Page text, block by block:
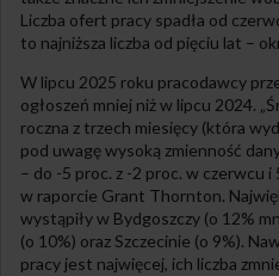
Liczba ofert pracy spadła od
to najniższa liczba od pięciu lat –
W lipcu 2025 roku pracodawcy
ogłoszeń mniej niż w lipcu 2024.
roczna z trzech miesięcy (która
pod uwagę wysoką zmienność
– do -5 proc. z -2 proc. w czerwcu i
w raporcie Grant Thornton.
wystąpiły w Bydgoszczy (o 12%
(o 10%) oraz Szczecinie (o 9%).
pracy jest najwięcej, ich liczba